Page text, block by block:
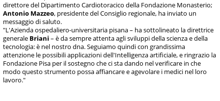
direttore del Dipartimento Cardiotoracico della Fondazione Monasterio;
Antonio Mazzeo, presidente del Consiglio regionale, ha inviato un
messaggio di saluto.
"L'Azienda ospedaliero-universitaria pisana – ha sottolineato la direttrice
generale Briani – è da sempre attenta agli sviluppi della scienza e della
tecnologia: è nel nostro dna. Seguiamo quindi con grandissima
attenzione le possibili applicazioni dell'Intelligenza artificiale, e ringrazio la
Fondazione Pisa per il sostegno che ci sta dando nel verificare in che
modo questo strumento possa affiancare e agevolare i medici nel loro
lavoro."